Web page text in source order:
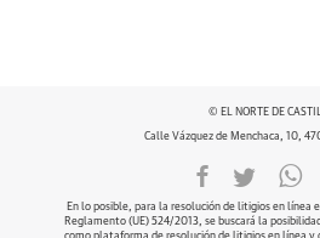
© EL NORTE DE
Calle Vázquez de Menchaca, 10,
En lo posible, para la resolución de litigios en línea
Reglamento (UE) 524/2013, se buscará la